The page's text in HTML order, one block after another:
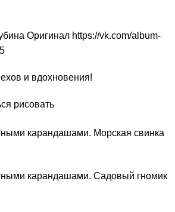
Оригинал https://vk.com/album-
и вдохновения!
рисовать
карандашами. Морская свинка
карандашами. Садовый гномик